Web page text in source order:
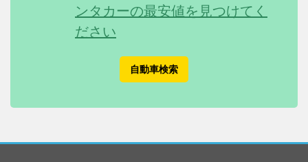
ンタカーの最安値を見つけてく
ださい
自動車検索